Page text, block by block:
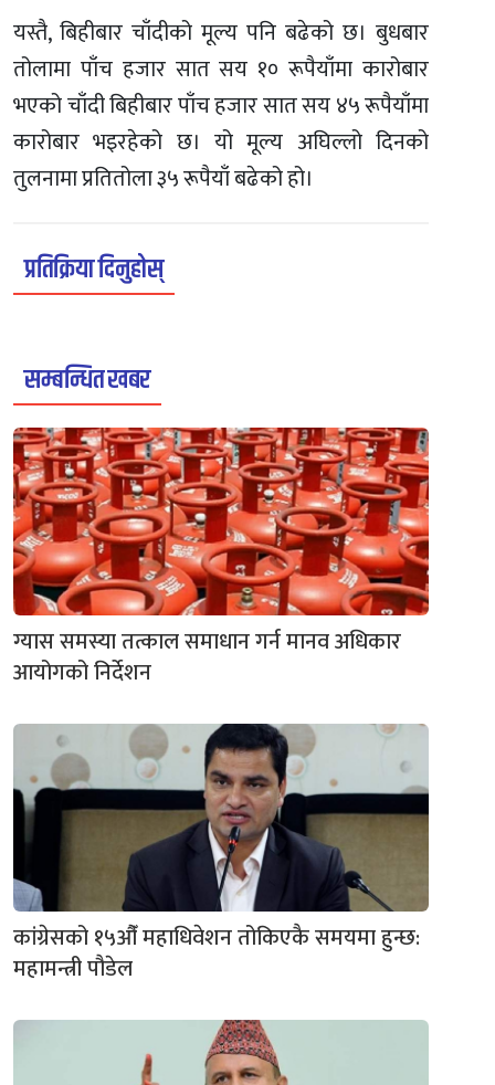
यस्तै, बिहीबार चाँदीको मूल्य पनि बढेको छ। बुधबार
तोलामा पाँच हजार सात सय १० रूपैयाँमा कारोबार
भएको चाँदी बिहीबार पाँच हजार सात सय ४५ रूपैयाँमा
कारोबार भइरहेको छ। यो मूल्य अघिल्लो दिनको
तुलनामा प्रतितोला ३५ रूपैयाँ बढेको हो।
प्रतिक्रिया दिनुहोस्
सम्बन्धित खबर
ग्यास समस्या तत्काल समाधान गर्न मानव अधिकार
आयोगको निर्देशन
कांग्रेसको १५औँ महाधिवेशन तोकिएकै समयमा हुन्छ:
महामन्त्री पौडेल